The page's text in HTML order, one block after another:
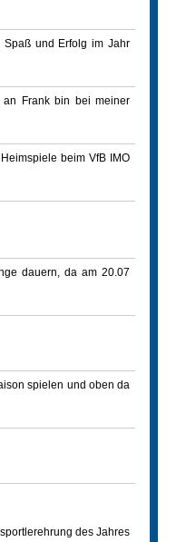
Spaß und Erfolg im Jahr
Frank bin bei meiner
beim VfB IMO
dauern, da am 20.07
spielen und oben da
des Jahres